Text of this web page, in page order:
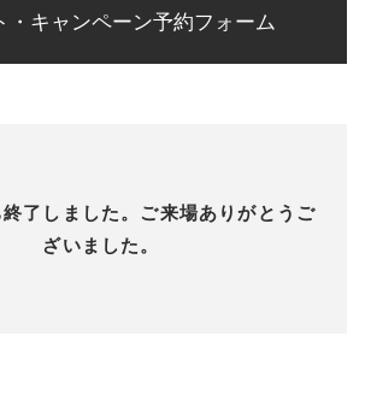
・キャンペーン予約フォーム
了しました。ご来場ありがとうご
ざいました。